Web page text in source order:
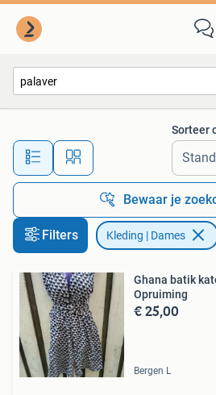
Alle afstanden…
Sorteer
Bewaar je
Filters Kleding | Dames
Ghana batik
Opruiming
€ 25,00
Bergen L